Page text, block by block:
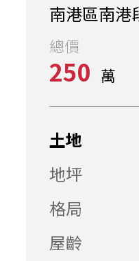
南港區南港
總價
250 萬
土地
地坪
格局
屋齡